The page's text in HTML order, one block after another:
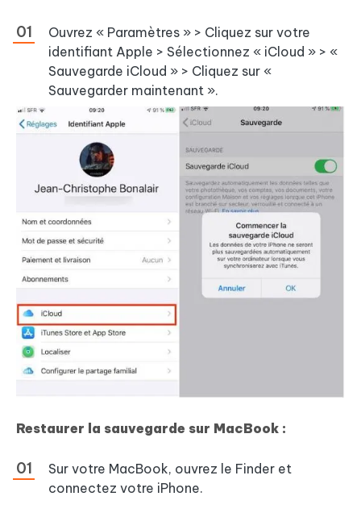
Ouvrez « Paramètres » > Cliquez sur votre
identifiant Apple > Sélectionnez « iCloud » > «
Sauvegarde iCloud » > Cliquez sur «
Sauvegarder maintenant ».
Restaurer la sauvegarde sur MacBook :
Sur votre MacBook, ouvrez le Finder et
connectez votre iPhone.